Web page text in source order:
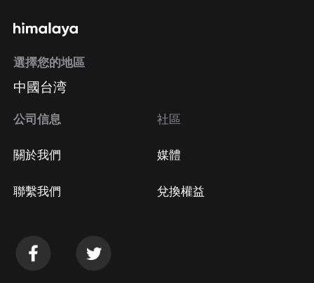
選擇您的地區
中國台湾
公司信息
關於我們
聯繫我們
社區
媒體
兌換權益